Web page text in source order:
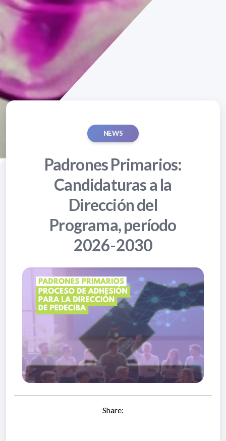
NEWS
Padrones Primarios:
Candidaturas a la
Dirección del
Programa, período
2026-2030
Share: